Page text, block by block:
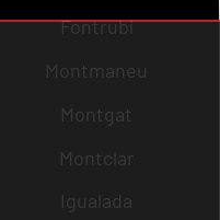
Fontrubí
Montmaneu
Montgat
Montclar
Igualada